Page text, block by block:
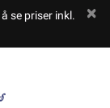
se priser inkl.